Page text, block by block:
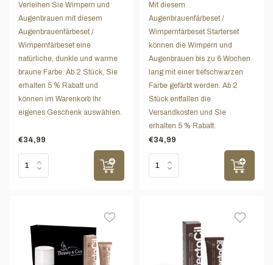
Verleihen Sie Wimpern und
Augenbrauen mit diesem
Augenbrauenfärbeset /
Wimpernfärbeset eine
natürliche, dunkle und warme
braune Farbe. Ab 2 Stück, Sie
erhalten 5 % Rabatt und
können im Warenkorb Ihr
eigenes Geschenk auswählen.
€34,99
Mit diesem
Augenbrauenfärbeset /
Wimpernfärbeset Starterset
können die Wimpern und
Augenbrauen bis zu 6 Wochen
lang mit einer tiefschwarzen
Farbe gefärbt werden. Ab 2
Stück entfallen die
Versandkosten und Sie
erhalten 5 % Rabatt.
€34,99